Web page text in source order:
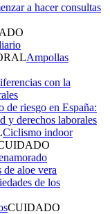
a hacer consultas
Ampollas
de riesgo en España:
y derechos laborales
Ciclismo indoor
de los
CUIDADO